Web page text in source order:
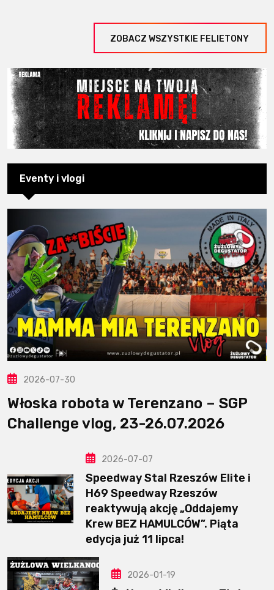
ZOBACZ WSZYSTKIE FELIETONY
Eventy i vlogi
2026-07-30
Włoska robota w Terenzano – SGP
Challenge vlog, 23-26.07.2026
2026-07-07
Speedway Stal Rzeszów Elite i
H69 Speedway Rzeszów
reaktywują akcję „Oddajemy
Krew BEZ HAMULCÓW”. Piąta
edycja już 11 lipca!
2026-01-19